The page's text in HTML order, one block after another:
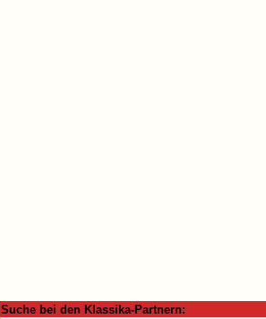
Suche bei den Klassika-Partnern: